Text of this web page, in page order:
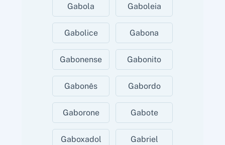
Gabola Gaboleia
Gabolice Gabona
Gabonense Gabonito
Gabonês Gabordo
Gaborone Gabote
Gaboxadol Gabriel